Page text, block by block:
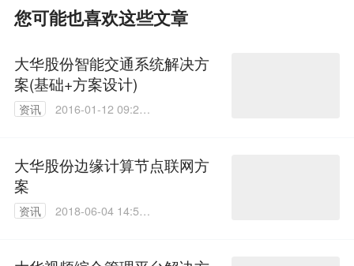
您可能也喜欢这些文章
大华股份智能交通系统解决方
案(基础+方案设计)
资讯
2016-01-12 09:24:
大华股份边缘计算节点联网方
案
资讯
2018-06-04 14:51: